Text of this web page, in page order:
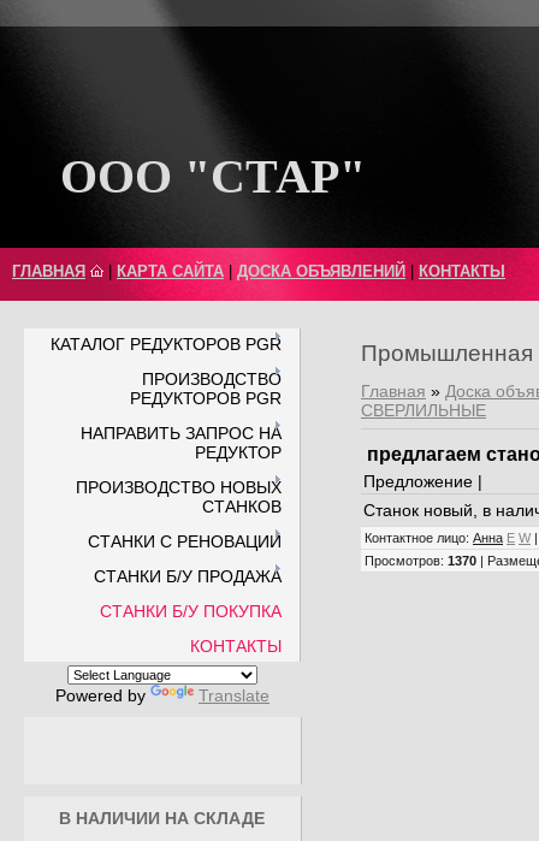
ООО "СТАР"
ГЛАВНАЯ КАРТА САЙТА ДОСКА ОБЪЯВЛЕНИЙ КОНТАКТЫ
КАТАЛОГ РЕДУКТОРОВ PGR
ПРОИЗВОДСТВО
РЕДУКТОРОВ PGR
НАПРАВИТЬ ЗАПРОС НА
РЕДУКТОР
ПРОИЗВОДСТВО НОВЫХ
СТАНКОВ
СТАНКИ С РЕНОВАЦИИ
СТАНКИ Б/У ПРОДАЖА
СТАНКИ Б/У ПОКУПКА
КОНТАКТЫ
Powered by Translate
В НАЛИЧИИ НА СКЛАДЕ
Промышленная
Главная » Доска
СВЕРЛИЛЬНЫЕ
предлагаем
Предложение |
Станок новый, в
Контактное лицо: Анна E W
Просмотров: 1370